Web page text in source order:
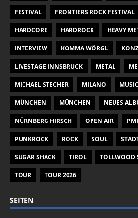
FESTIVAL FRONTIERS ROCK FESTIVAL
HARDCORE HARDROCK HEAVY
INTERVIEW KOMMA WÖRGL
LIVESTAGE INNSBRUCK METAL
MICHAEL STECHER MILANO
MÜNCHEN MÜNCHEN NEUES
NÜRNBERG HIRSCH OPEN AIR
PUNKROCK ROCK SOUL
SUGAR SHACK TIROL TOLLWOOD
TOUR TOUR 2026
SEITEN